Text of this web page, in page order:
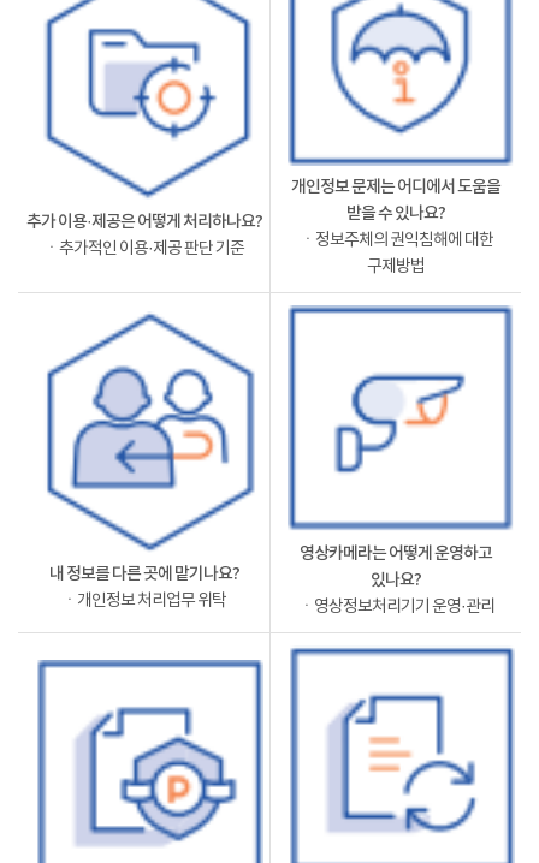
추가 이용·제공은 어떻게 처리하나요?
ㆍ추가적인 이용·제공 판단 기준
개인정보 문제는 어디에서 도움을
받을 수 있나요?
ㆍ정보주체의 권익침해에 대한
구제방법
내 정보를 다른 곳에 맡기나요?
ㆍ개인정보 처리업무 위탁
영상카메라는 어떻게 운영하고
있나요?
ㆍ영상정보처리기기 운영·관리